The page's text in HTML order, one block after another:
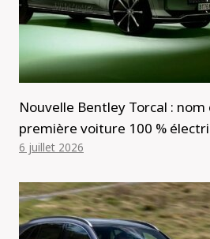
Nouvelle Bentley Torcal :
première voiture 100 %
6 juillet 2026